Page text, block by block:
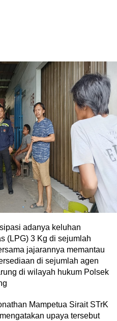
adanya keluhan
(LPG) 3 Kg di sejumlah
jajarannya memantau
di sejumlah agen
di wilayah hukum Polsek
Mampetua Sirait STrK
upaya tersebut